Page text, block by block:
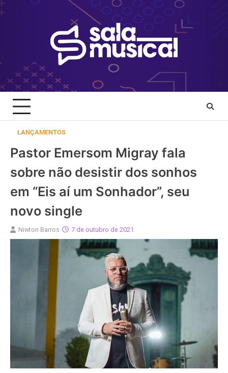
Skip
to
LANÇAMENTOS
Pastor Emersom Migray fala
sobre não desistir dos sonhos
em “Eis aí um Sonhador”, seu
novo single
Niwton Barros 7 de outubro de 2021